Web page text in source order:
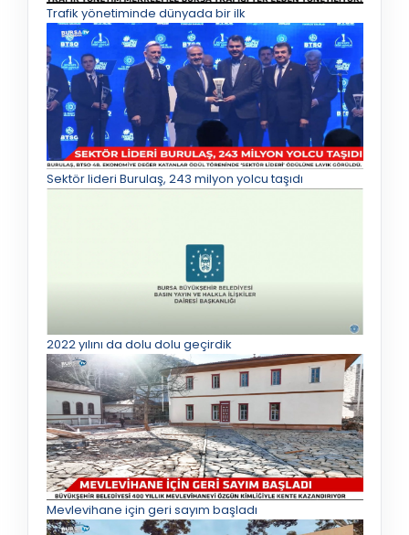
Trafik yönetiminde dünyada bir ilk
Sektör lideri Burulaş, 243 milyon yolcu taşıdı
2022 yılını da dolu dolu geçirdik
Mevlevihane için geri sayım başladı